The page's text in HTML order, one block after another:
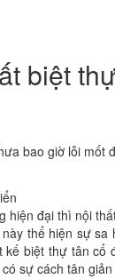
biệt
bao giờ lỗi mốt
hiện đại thì nội
này thể hiện sự sa
biệt thự tân
sự cách tân